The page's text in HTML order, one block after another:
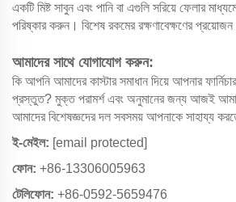
একটি মিষ্ট সাবুন এবং পানি বা এগুলি সরিয়ে ফেলার
পরিষ্কার করুন। বিশেষ রকমের রক্ষণাবেক্ষণের
আমাদের সাথে যোগাযোগ করুন:
কি আপনি আমাদের কাস্টার সমাধান দিয়ে আপনার
প্রস্তুত? মুক্ত পরামর্শ এবং অনুমানের জন্য আজই
আমাদের বিশেষজ্ঞদের দল সবসময় আপনাকে সাহায্য
ই-মেইল: [email protected]
ফোন: +86-13306005963
টেলিফোন: +86-0592-5659476